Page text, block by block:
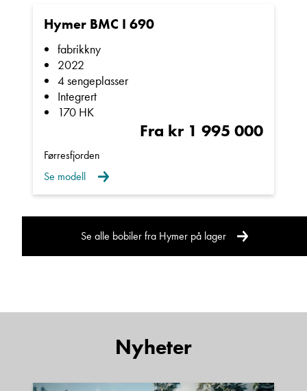
E-post
Telefon/Mobil
Spørsmål / beskjed
Kontakt avdeling
Hymer BMC I 690
fabrikkny
2022
4 sengeplasser
Integrert
170 HK
Fra kr 1 995 000
Førresfjorden
Se modell
Se alle bobiler fra Hymer på lager
Nyheter